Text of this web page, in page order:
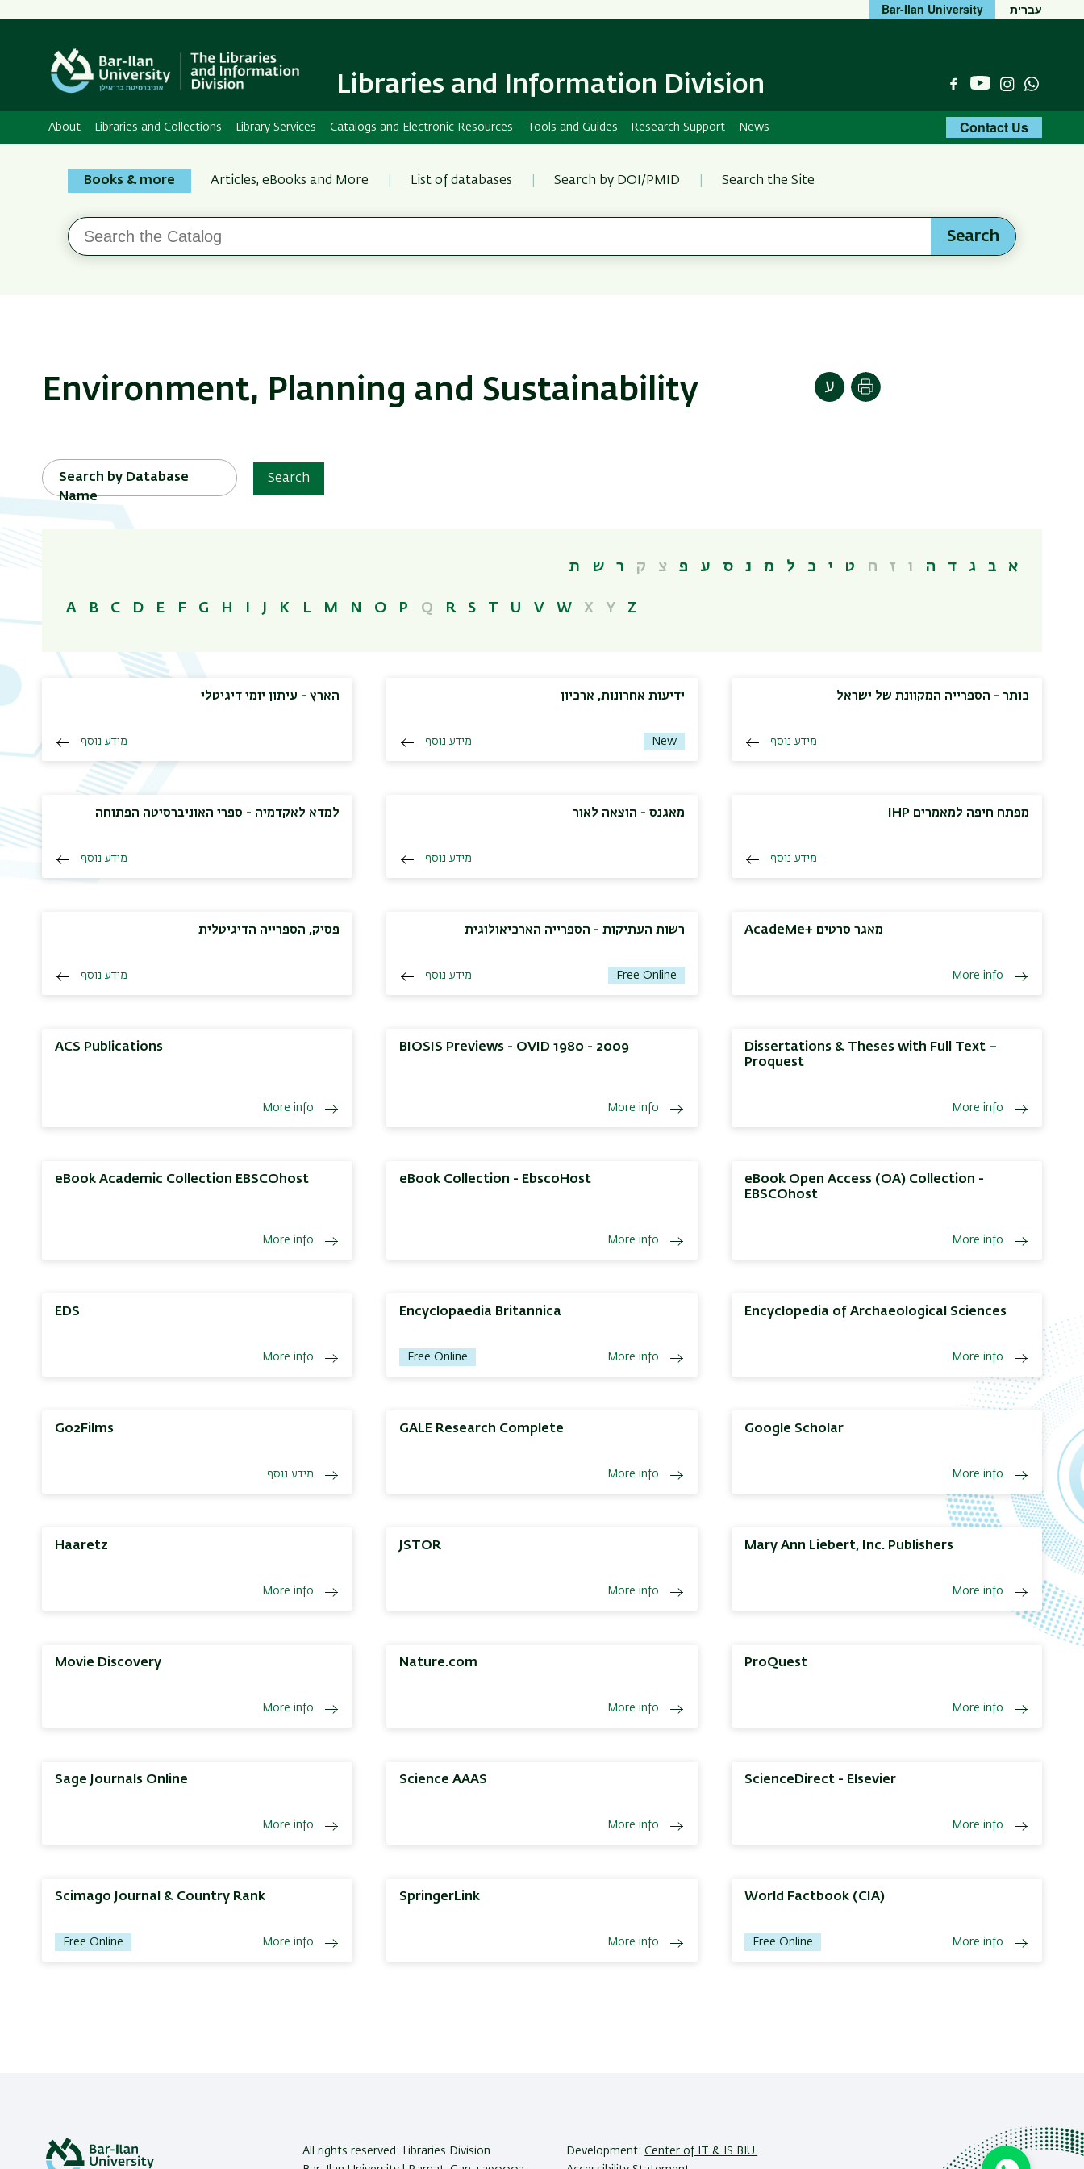
Bar-Ilan University עברית
Libraries and Information Division FacebookYouTubeInstagram
About Libraries and Collections Library Services Catalogs and Electronic Resources Tools and Guides Research Support News Contact Us
Search
Bar-
Ilan
Books & more Articles, eBooks and More List of databases Search by DOI/PMID Search the Site
Search
the
Search
Environment, Planning and Sustainability Print
Search by Database
Name
Search
א ב ג ד ה ו ז ח ט י כ ל מ נ ס ע פ צ ק ר ש ת
A B C D E F G H J K L M N O P Q R S T U V W X Y Z
הארץ - עיתון יומי דיגיטלי
מידע נוסף
ידיעות אחרונות, ארכיון
New מידע נוסף
כותר - הספרייה המקוונת של ישראל
מידע נוסף
למדא לאקדמיה - ספרי האוניברסיטה הפתוחה
מידע נוסף
מאגנס - הוצאה לאור
מידע נוסף
מפתח חיפה למאמרים IHP
מידע נוסף
פסיק, הספרייה הדיגיטלית
מידע נוסף
רשות העתיקות - הספרייה הארכיאולוגית
Free Online מידע נוסף
AcadeMe+ מאגר סרטים
More info
ACS Publications
More info
BIOSIS Previews - OVID 1980 - 2009
More info
Dissertations & Theses with Full Text –
Proquest
More info
eBook Academic Collection EBSCOhost
More info
eBook Collection - EbscoHost
More info
eBook Open Access (OA) Collection -
EBSCOhost
More info
EDS
More info
Encyclopaedia Britannica
Free Online More info
Encyclopedia of Archaeological Sciences
More info
Go2Films
מידע נוסף
GALE Research Complete
More info
Google Scholar
More info
Haaretz
More info
JSTOR
More info
Mary Ann Liebert, Inc. Publishers
More info
Movie Discovery
More info
Nature.com
More info
ProQuest
More info
Sage Journals Online
More info
Science AAAS
More info
ScienceDirect - Elsevier
More info
Scimago Journal & Country Rank
Free Online More info
SpringerLink
More info
World Factbook (CIA)
Free Online More info
All rights reserved: Libraries Division
Development:Center of IT & IS BIU.